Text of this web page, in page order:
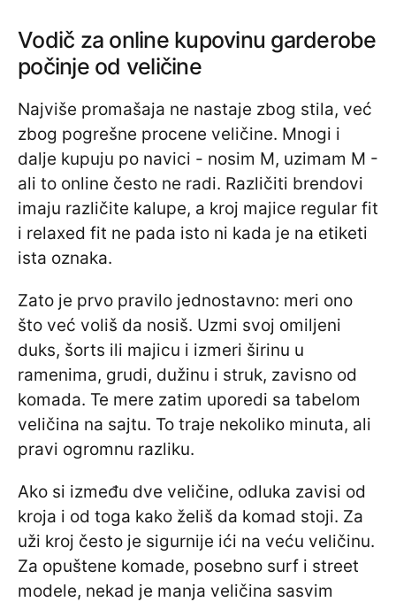
Vodič za online kupovinu garderobe
počinje od veličine
Najviše promašaja ne nastaje zbog stila, već
zbog pogrešne procene veličine. Mnogi i
dalje kupuju po navici - nosim M, uzimam M -
ali to online često ne radi. Različiti brendovi
imaju različite kalupe, a kroj majice regular fit
i relaxed fit ne pada isto ni kada je na etiketi
ista oznaka.
Zato je prvo pravilo jednostavno: meri ono
što već voliš da nosiš. Uzmi svoj omiljeni
duks, šorts ili majicu i izmeri širinu u
ramenima, grudi, dužinu i struk, zavisno od
komada. Te mere zatim uporedi sa tabelom
veličina na sajtu. To traje nekoliko minuta, ali
pravi ogromnu razliku.
Ako si između dve veličine, odluka zavisi od
kroja i od toga kako želiš da komad stoji. Za
uži kroj često je sigurnije ići na veću veličinu.
Za opuštene komade, posebno surf i street
modele, nekad je manja veličina sasvim